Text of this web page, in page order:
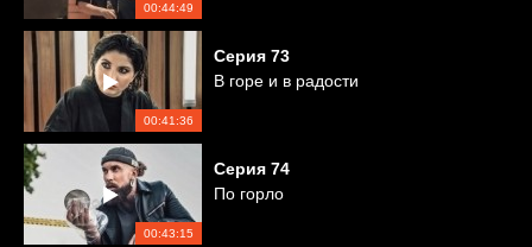
00:44:49
00:41:36
Серия 73
В горе и в радости
00:43:15
Серия 74
По горло